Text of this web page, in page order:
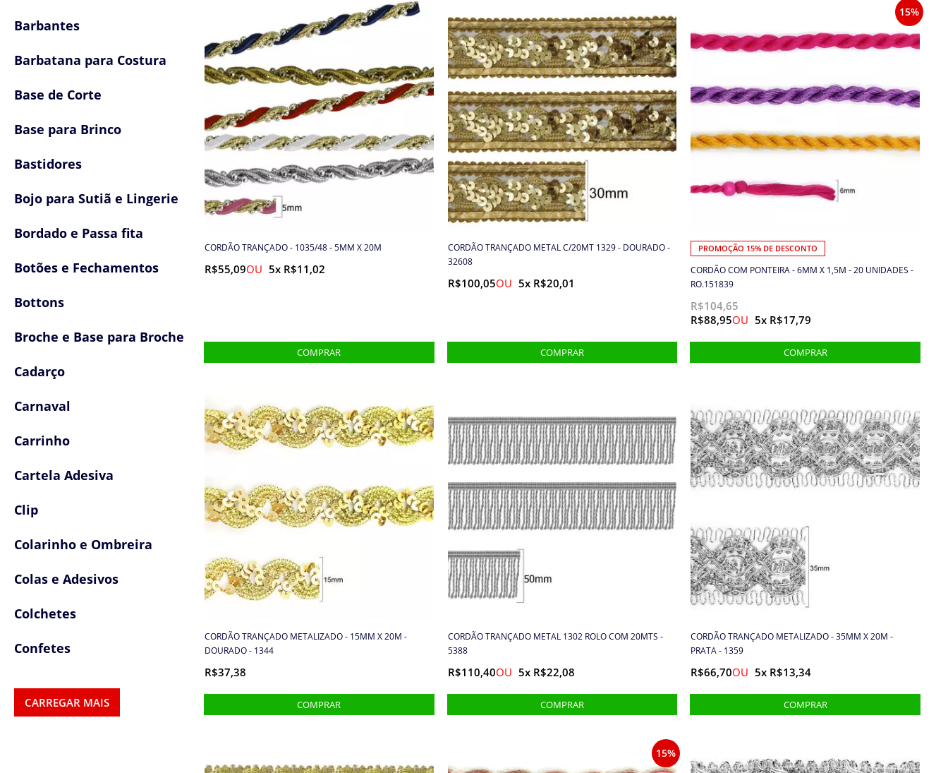
Barbantes
Barbatana para Costura
Base de Corte
Base para Brinco
Bastidores
Bojo para Sutiã e Lingerie
Bordado e Passa fita
Botões e Fechamentos
Bottons
Broche e Base para Broche
Cadarço
Carnaval
Carrinho
Cartela Adesiva
Clip
Colarinho e Ombreira
Colas e Adesivos
Colchetes
Confetes
Cordões
CARREGAR MAIS
CORDÃO TRANÇADO - 1035/48 - 5MM X 20M
R$55,09 5x R$11,02
CORDÃO TRANÇADO METAL C/20MT 1329 - DOURADO -
32608
R$100,05 5x R$20,01
PROMOÇÃO 15% DE DESCONTO
CORDÃO COM PONTEIRA - 6MM X 1,5M - 20 UNIDADES -
RO.151839
R$104,65
R$88,95
5x R$17,79
15%
CORDÃO TRANÇADO METALIZADO - 15MM X 20M -
DOURADO - 1344
R$37,38
CORDÃO TRANÇADO METAL 1302 ROLO COM 20MTS -
5388
R$110,40 5x R$22,08
CORDÃO TRANÇADO METALIZADO - 35MM X 20M -
PRATA - 1359
R$66,70 5x R$13,34
15%